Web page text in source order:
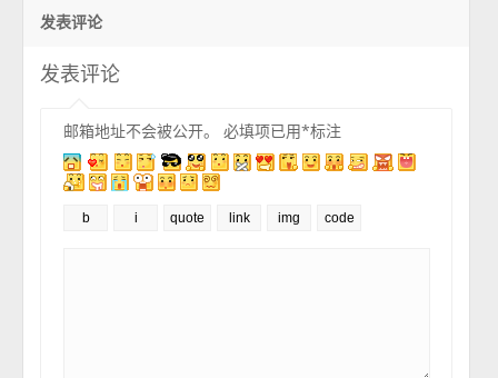
发表评论
发表评论
邮箱地址不会被公开。 必填项已用*标注